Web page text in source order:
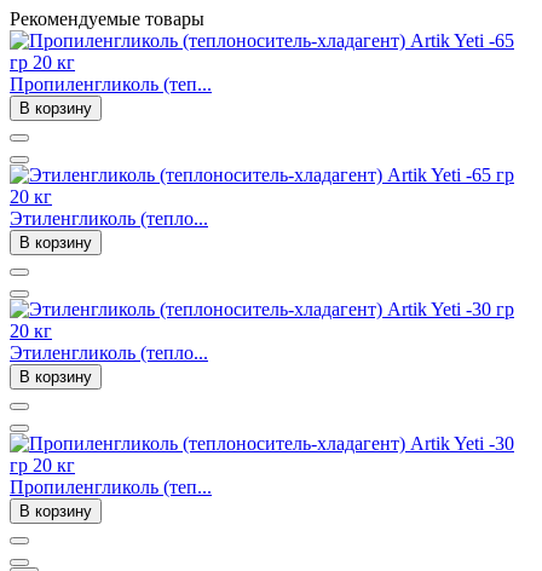
Рекомендуемые товары
Пропиленгликоль (теп...
В корзину
Этиленгликоль (тепло...
В корзину
Этиленгликоль (тепло...
В корзину
Пропиленгликоль (теп...
В корзину